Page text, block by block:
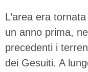
L’area era
un anno prima,
precedenti i
dei Gesuiti. A